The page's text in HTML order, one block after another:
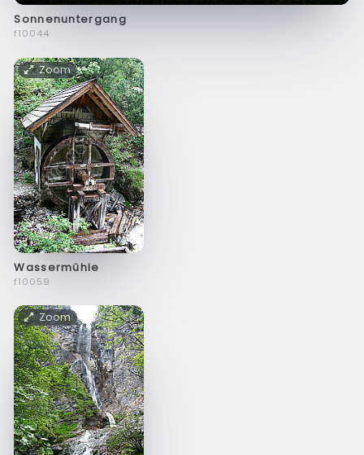
Sonnenuntergang
f10044
Zoom
Wassermühle
f10059
Zoom